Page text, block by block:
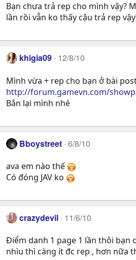
Bạn chưa trả rep cho mình vậy?
lần rồi vẫn ko thấy cậu trả rep
khigia09 12/8/10
Mình vừa + rep cho bạn ở bài
http://forum.gamevn.com/
Bắn lại mình nhé
Bboystreet 6/8/10
ava em nào thế
Có đóng JAV ko
crazydevil 11/6/10
Điểm danh 1 page 1 lần thôi bạn
nhìu thì càng ít đc rep , hơn nữa